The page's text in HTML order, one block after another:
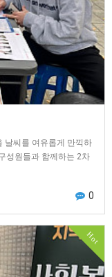
날씨를 여유롭게 만끽하
성원들과 함께하는 2차
0
Hot